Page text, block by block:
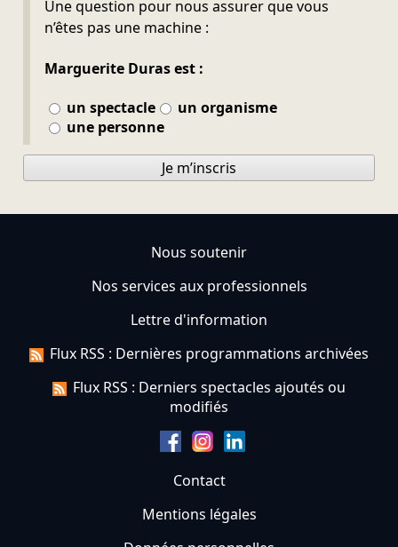
Une question pour nous assurer que vous
n’êtes pas une machine :
Marguerite Duras est :
un spectacle
un organisme
une personne
Je m’inscris
Nous soutenir
Nos services aux professionnels
Lettre d'information
Flux RSS : Dernières programmations archivées
Flux RSS : Derniers spectacles ajoutés ou
modifiés
Contact
Mentions légales